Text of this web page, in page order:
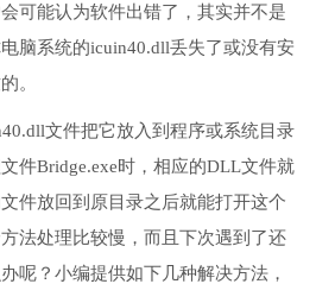
可能认为软件出错了，其实并不是
脑系统的icuin40.dll丢失了或没有安
。
文件把它放入到程序或系统目录
件Bridge.exe时，相应的DLL文件就
件放回到原目录之后就能打开这个
法处理比较慢，而且下次遇到了还
呢？小编提供如下几种解决方法，